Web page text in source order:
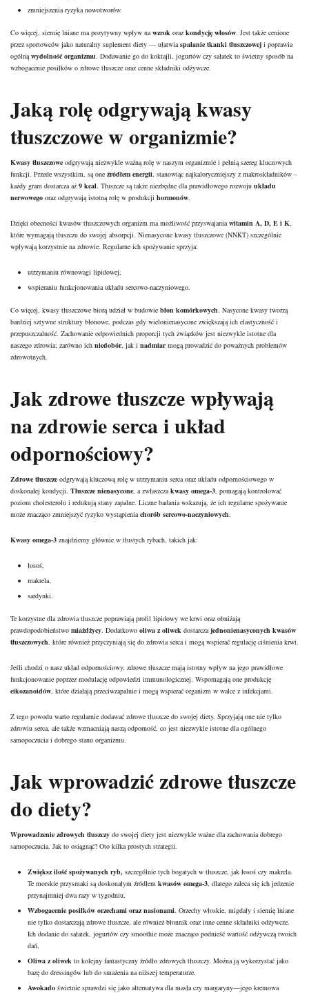
zmniejszenia ryzyka nowotworów.
Co więcej, siemię lniane ma pozytywny wpływ na wzrok oraz kondycję włosów . Jest także cenione
przez sportowców jako naturalny suplement diety — ułatwia spalanie tkanki tłuszczowej i poprawia
ogólną wydolność organizmu . Dodawanie go do koktajli, jogurtów czy sałatek to świetny sposób na
wzbogacenie posiłków o zdrowe tłuszcze oraz cenne składniki odżywcze.
Jaką rolę odgrywają kwasy
tłuszczowe w organizmie?
Kwasy tłuszczowe odgrywają niezwykle ważną rolę w naszym organizmie i pełnią szereg kluczowych
funkcji. Przede wszystkim, są one źródłem energii , stanowiąc najkaloryczniejszy z makroskładników –
każdy gram dostarcza aż 9 kcal . Tłuszcze są także niezbędne dla prawidłowego rozwoju układu
nerwowego oraz odgrywają istotną rolę w produkcji hormonów
Dzięki obecności kwasów tłuszczowych organizm ma możliwość przyswajania witamin A, D, E i K
które wymagają tłuszczu do swojej absorpcji. Nienasycone kwasy tłuszczowe (NNKT) szczególnie
wpływają korzystnie na zdrowie. Regularne ich spożywanie sprzyja:
utrzymaniu równowagi lipidowej,
wspieraniu funkcjonowania układu sercowo-naczyniowego.
Co więcej, kwasy tłuszczowe biorą udział w budowie błon komórkowych . Nasycone kwasy tworzą
bardziej sztywne struktury błonowe, podczas gdy wielonienasycone zwiększają ich elastyczność i
przepuszczalność. Zachowanie odpowiednich proporcji tych związków jest niezwykle istotne dla
naszego zdrowia; zarówno ich niedobór, jak i nadmiarmogą prowadzić do poważnych problemów
zdrowotnych.
Jak zdrowe tłuszcze wpływają
na zdrowie serca i układ
odpornościowy?
Zdrowe tłuszcze odgrywają kluczową rolę w utrzymaniu serca oraz układu odpornościowego w
doskonałej kondycji. Tłuszcze nienasycone , a zwłaszcza kwasy omega-3 , pomagają kontrolować
poziom cholesterolu i redukują stany zapalne. Liczne badania wskazują, że ich regularne spożywanie
może znacząco zmniejszyć ryzyko wystąpienia chorób sercowo-naczyniowych
Kwasy omega-3 znajdziemy głównie w tłustych rybach, takich jak:
łosoś,
makrela,
sardynki.
Te korzystne dla zdrowia tłuszcze poprawiają profil lipidowy we krwi oraz obniżają
prawdopodobieństwo miażdżycy . Dodatkowo oliwa z oliwek dostarcza jednonienasyconych kwasów
tłuszczowych , które również przyczyniają się do zdrowia serca i mogą wspierać regulację ciśnienia krwi.
Jeśli chodzi o nasz układ odpornościowy, zdrowe tłuszcze mają istotny wpływ na jego prawidłowe
funkcjonowanie poprzez modulację odpowiedzi immunologicznej. Wspomagają one produkcję
eikozanoidów , które działają przeciwzapalnie i mogą wspierać organizm w walce z infekcjami.
Z tego powodu warto regularnie dodawać zdrowe tłuszcze do swojej diety. Sprzyjają one nie tylko
zdrowiu serca, ale także wzmacniają naszą odporność, co jest niezwykle istotne dla ogólnego
samopoczucia i dobrego stanu organizmu.
Jak wprowadzić zdrowe tłuszcze
do diety?
Wprowadzenie zdrowych tłuszczy do swojej diety jest niezwykle ważne dla zachowania dobrego
samopoczucia. Jak to osiągnąć? Oto kilka prostych strategii.
Zwiększ ilość spożywanych ryb, szczególnie tych bogatych w tłuszcze, jak łosoś czy makrela.
Te morskie przysmaki są doskonałym źródłem kwasów omega-3 , dlatego zaleca się ich jedzenie
przynajmniej dwa razy w tygodniu,
Wzbogacenie posiłków orzechami oraz nasionami . Orzechy włoskie, migdały i siemię lniane
nie tylko dostarczają zdrowe tłuszcze, ale również błonnik oraz inne cenne składniki odżywcze.
Ich dodanie do sałatek, jogurtów czy smoothie może znacząco podnieść wartość odżywczą twoich
dań,
Oliwa z oliwek to kolejny fantastyczny źródło zdrowych tłuszczy. Można ją wykorzystać jako
bazę do dressingów lub do smażenia na niższej temperaturze,
Awokado świetnie sprawdzi się jako alternatywa dla masła czy margaryny—jego kremowa